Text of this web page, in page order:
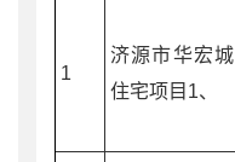
1
济源市华宏城
住宅项目1、